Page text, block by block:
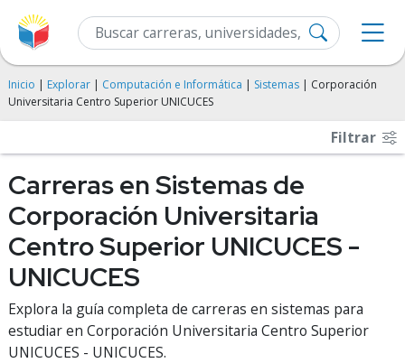
Inicio | Explorar | Computación e Informática | Sistemas | Corporación
Universitaria Centro Superior UNICUCES
Filtrar
Carreras en Sistemas de
Corporación Universitaria
Centro Superior UNICUCES -
UNICUCES
Explora la guía completa de carreras en sistemas para
estudiar en Corporación Universitaria Centro Superior
UNICUCES - UNICUCES.